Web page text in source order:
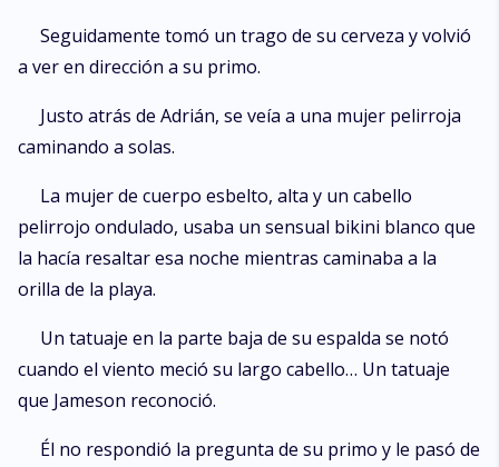
Seguidamente tomó un trago de su cerveza y volvió
a ver en dirección a su primo.
Justo atrás de Adrián, se veía a una mujer pelirroja
caminando a solas.
La mujer de cuerpo esbelto, alta y un cabello
pelirrojo ondulado, usaba un sensual bikini blanco que
la hacía resaltar esa noche mientras caminaba a la
orilla de la playa.
Un tatuaje en la parte baja de su espalda se notó
cuando el viento meció su largo cabello… Un tatuaje
que Jameson reconoció.
Él no respondió la pregunta de su primo y le pasó de